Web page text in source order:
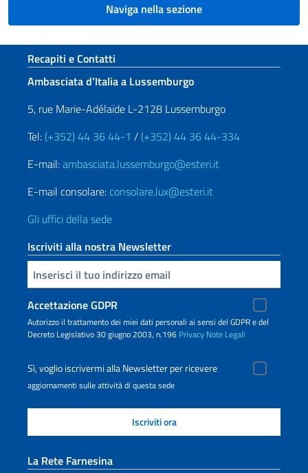
Naviga nella sezione
Sezione footer
Recapiti e Contatti
Ambasciata d’Italia a Lussemburgo
5, rue Marie-Adélaïde L-2128 Lussemburgo
Tel: (+352) 44 36 44-1 / (+352) 44 36 44-334
E-mail:ambasciata.lussemburgo@esteri.it
E-mail consolare: consolare.lux@esteri.it
Gli uffici della sede
Iscriviti alla nostra Newsletter
Inserisci la tua email
Accettazione GDPR
Autorizzo il trattamento dei miei dati personali ai sensi del GDPR e del
Decreto Legislativo 30 giugno 2003, n.196 Privacy Note Legali
Sì, voglio iscrivermi alla Newsletter per ricevere
aggiornamenti sulle attività di questa sede
La Rete Farnesina